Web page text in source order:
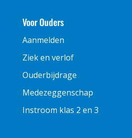
Voor Ouders
Aanmelden
Ziek en verlof
Ouderbijdrage
Medezeggenschap
Instroom klas 2 en 3